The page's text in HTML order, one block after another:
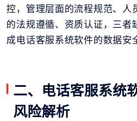
控，管理层面的流程规范、人
的法规遵循、资质认证，三者
成电话客服系统软件的数据安
二、电话客服系统
风险解析